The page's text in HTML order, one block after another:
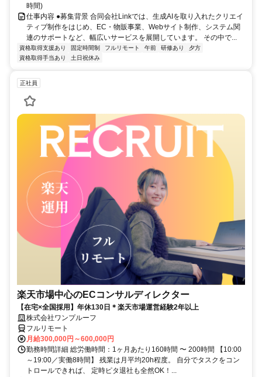
時間)
仕事内容 ●募集背景 合同会社Linkでは、生成AIを取り入れたクリエイ
ティブ制作をはじめ、EC・物販事業、Webサイト制作、システム関
連のサポートなど、幅広いサービスを展開しています。 その中で...
資格取得支援あり 固定時間制 フルリモート 午前 研修あり
夕方
資格取得手当あり
土日祝休み
正社員
楽天市場中心のECコンサルディレクター
【在宅×全国採用】年休130日＊楽天市場運営経験2年以上
株式会社ワンプルーフ
フルリモート
月給300,000円～600,000円
勤務時間詳細 総労働時間：1ヶ月あたり160時間 〜 200時間 【10:00
～19:00／実働8時間】 残業は月平均20h程度。 自分でタスクをコン
トロールできれば、 定時ピタ退社も全然OK！...